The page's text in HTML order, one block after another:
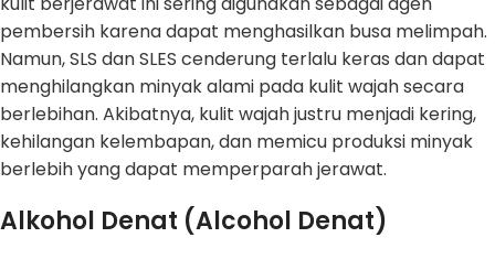
pembersih karena dapat menghasilkan busa melimpah.
Namun, SLS dan SLES cenderung terlalu keras dan dapat
menghilangkan minyak alami pada kulit wajah secara
berlebihan. Akibatnya, kulit wajah justru menjadi kering,
kehilangan kelembapan, dan memicu produksi minyak
berlebih yang dapat memperparah jerawat.
Alkohol Denat (Alcohol Denat)